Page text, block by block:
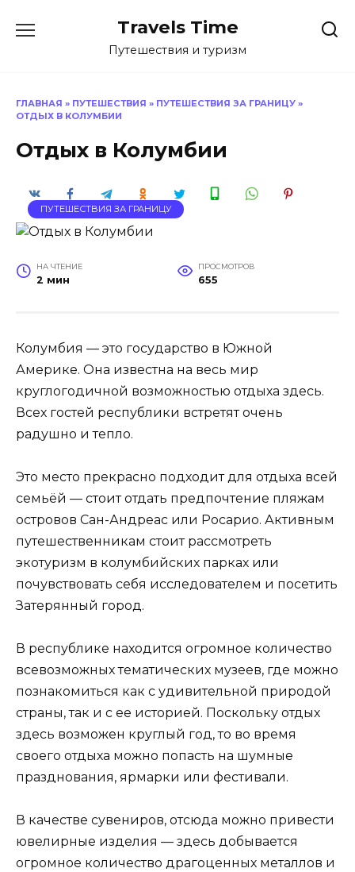
Travels Time
Путешествия и туризм
ГЛАВНАЯ » ПУТЕШЕСТВИЯ » ПУТЕШЕСТВИЯ ЗА ГРАНИЦУ »
ОТДЫХ В КОЛУМБИИ
Отдых в Колумбии
ПУТЕШЕСТВИЯ ЗА ГРАНИЦУ
НА ЧТЕНИЕ
2 мин
ПРОСМОТРОВ
655
Колумбия — это государство в Южной
Америке. Она известна на весь мир
круглогодичной возможностью отдыха здесь.
Всех гостей республики встретят очень
радушно и тепло.
Это место прекрасно подходит для отдыха всей
семьёй — стоит отдать предпочтение пляжам
островов Сан-Андреас или Росарио. Активным
путешественникам стоит рассмотреть
экотуризм в колумбийских парках или
почувствовать себя исследователем и посетить
Затерянный город.
В республике находится огромное количество
всевозможных тематических музеев, где можно
познакомиться как с удивительной природой
страны, так и с ее историей. Поскольку отдых
здесь возможен круглый год, то во время
своего отдыха можно попасть на шумные
празднования, ярмарки или фестивали.
В качестве сувениров, отсюда можно привести
ювелирные изделия — здесь добывается
огромное количество драгоценных металлов и